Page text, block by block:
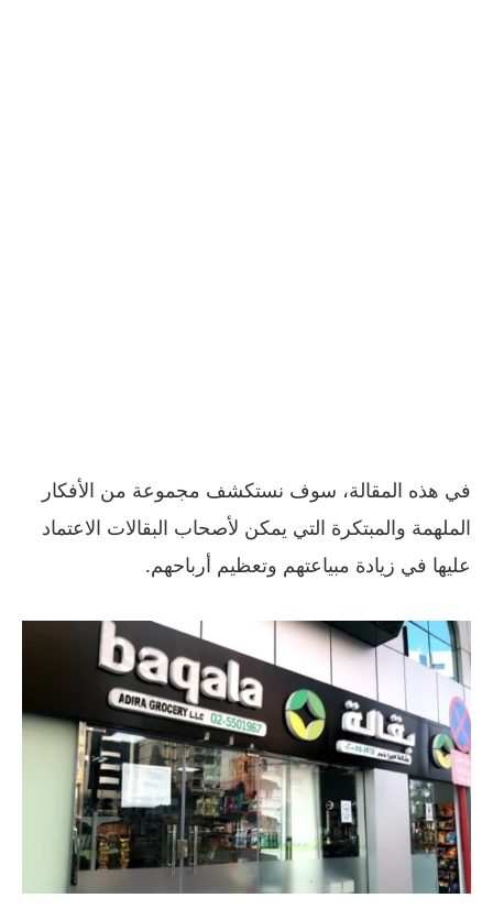
في هذه المقالة، سوف نستكشف مجموعة من الأفكار
الملهمة والمبتكرة التي يمكن لأصحاب البقالات الاعتماد
عليها في زيادة مبياعتهم وتعظيم أرباحهم.